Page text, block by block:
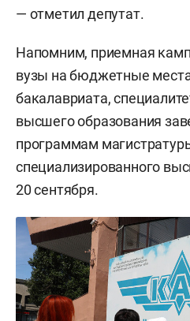
— отметил депутат.
Напомним, приемная
вузы на бюджетные
бакалавриата,
высшего образования
программам
специализированного
20 сентября.